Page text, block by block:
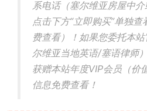
系电话（塞尔维亚房屋中
点击下方“立即购买”单独
费查看）！如果您委托本
尔维亚当地英语/塞语律师
获赠本站年度VIP会员（价
信息免费查看！